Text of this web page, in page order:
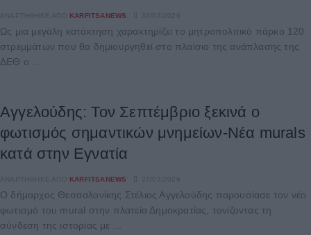
ΑΝΑΡΤΉΘΗΚΕ ΑΠΌ KARFITSANEWS
Ως μια μεγάλη κατάκτηση χαρακτηρίζει το μητροπολιτικό πάρκο 120
στρεμμάτων που θα δημιουργηθεί στο πλαίσιο της ανάπλασης της
ΔΕΘ ο ...
Αγγελούδης: Τον Σεπτέμβριο ξεκινά ο
φωτισμός σημαντικών μνημείων-Nέα murals
κατά στην Εγνατία
ΑΝΑΡΤΉΘΗΚΕ ΑΠΌ KARFITSANEWS
Ο δήμαρχος Θεσσαλονίκης Στέλιος Αγγελούδης παρουσίασε τον νέο
φωτισμό του mural στην πλατεία Δημοκρατίας, τονίζοντας τη
σύνδεση της ιστορίας με ...